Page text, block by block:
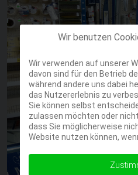
Wir benutzen
Wir verwenden auf unserer
davon sind für den Betrieb
während andere uns dabei
das Nutzererlebnis zu
Sie können selbst
zulassen möchten oder
dass Sie möglicherweise
Website nutzen können,